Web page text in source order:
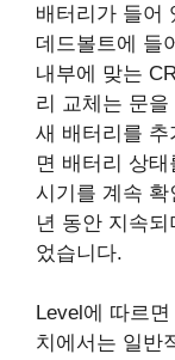
배터리가 들어
데드볼트에 들
내부에 맞는
리 교체는 문
새 배터리를
면 배터리 상
시기를 계속
년 동안 지속
었습니다.
Level에 따르
치에서는 일반